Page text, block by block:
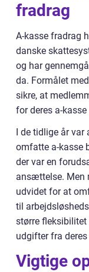
fradrag
A-kasse fradrag
danske
og har
da. Formålet
sikre, at
for deres a-
I de tidlige år
omfatte a-kasse
der var en
ansættelse. Men
udvidet for at
til
større
udgifter fra
Vigtige